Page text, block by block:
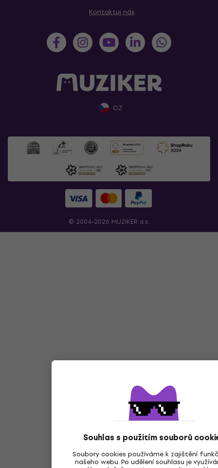
Souhlas s použitím souborů
Soubory cookies používáme k zajištění
našeho webu. Po udělení souhlasu je
Kontaktuj nás
CZ
© 2004-2026 MUZIKER a.s.